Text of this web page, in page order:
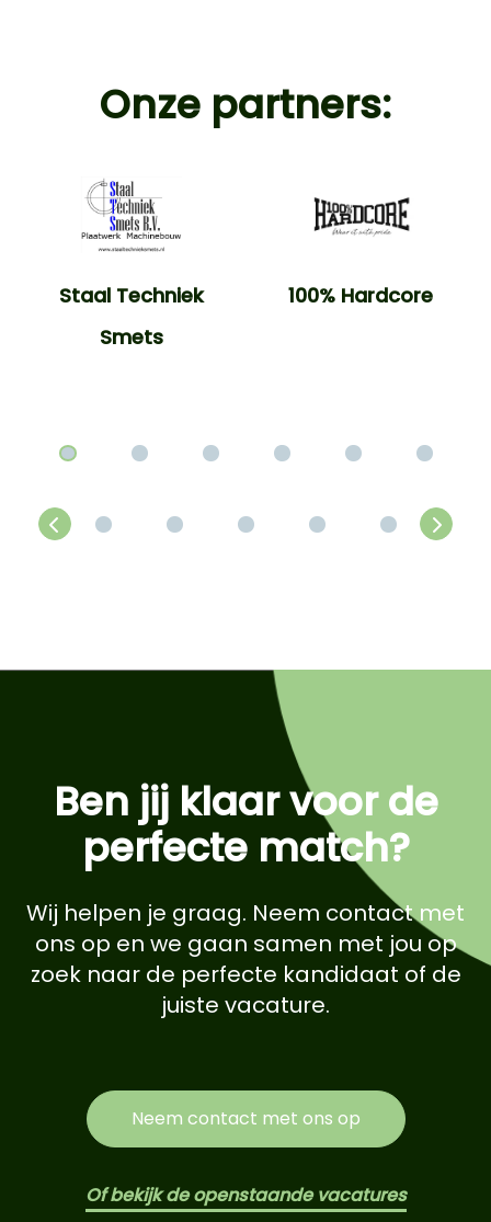
Onze partners:
Staal Techniek
Smets
100% Hardcore
Ben jij klaar voor de
perfecte match?
Wij helpen je graag. Neem contact met
ons op en we gaan samen met jou op
zoek naar de perfecte kandidaat of de
juiste vacature.
Neem contact met ons op
Of bekijk de openstaande vacatures